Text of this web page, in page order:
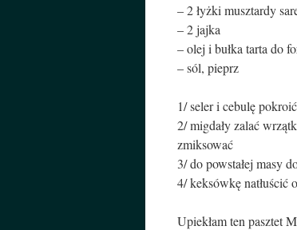
– 2 łyżki musztardy
– 2 jajka
– olej i bułka tarta do
– sól, pieprz
1/ seler i cebulę
2/ migdały zalać
zmiksować
3/ do powstałej masy
4/ keksówkę natłuścić
Upiekłam ten pasztet